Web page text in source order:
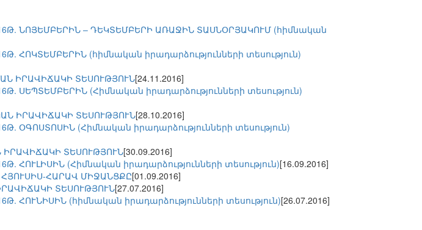
ՆՈՅԵՄԲԵՐԻՆ – ԴԵԿՏԵՄԲԵՐԻ ԱՌԱՋԻՆ ՏԱՍՆՕՐՅԱԿՈՒՄ (հիմնական
ՀՈԿՏԵՄԲԵՐԻՆ (հիմնական իրադարձությունների տեսություն)
ԻՐԱՎԻՃԱԿԻ ՏԵՍՈՒԹՅՈՒՆ[24.11.2016]
ՍԵՊՏԵՄԲԵՐԻՆ (Հիմնական իրադարձությունների տեսություն)
ԻՐԱՎԻՃԱԿԻ ՏԵՍՈՒԹՅՈՒՆ[28.10.2016]
ՕԳՈՍՏՈՍԻՆ (Հիմնական իրադարձությունների տեսություն)
ՏԵՍՈՒԹՅՈՒՆ[30.09.2016]
(Հիմնական իրադարձությունների տեսություն)[16.09.2016]
ՀԱՐԱՎ ՄԻՋԱՆՑՔԸ[01.09.2016]
ՏԵՍՈՒԹՅՈՒՆ[27.07.2016]
ՀՈՒՆԻՍԻՆ (հիմնական իրադարձությունների տեսություն)[26.07.2016]